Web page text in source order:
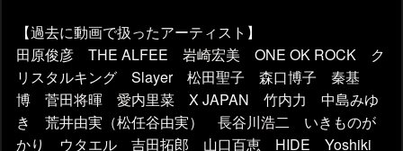
【過去に動画で扱ったアーティスト】
田原俊彦 THE ALFEE 岩崎宏美 ONE OK ROCK ク
リスタルキング Slayer 松田聖子 森口博子 秦基
博 菅田将暉 愛内里菜 X JAPAN 竹内力 中島みゆ
き 荒井由実（松任谷由実） 長谷川浩二 いきものが
かり ウタエル 吉田拓郎 山口百恵 HIDE Yoshiki